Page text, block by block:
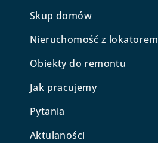
Skup domów
Nieruchomość z lokatorem
Obiekty do remontu
Jak pracujemy
Pytania
Aktulaności